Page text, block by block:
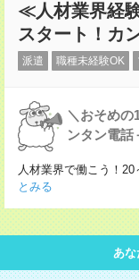
≪人材業界経
スタート！カ
派遣 職種未経験OK
＼おそめの
ンタン電話
人材業界で働こう！
とみる
あな